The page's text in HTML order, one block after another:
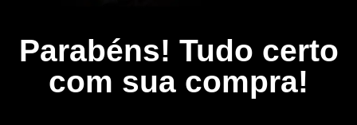
Parabéns! Tudo certo
com sua compra!